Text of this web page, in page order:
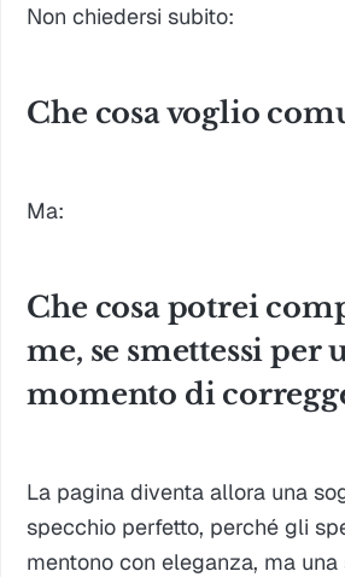
Non chiedersi subito:
Che cosa voglio
Ma:
Che cosa potrei
me, se smettessi per
momento di
La pagina diventa allora una
specchio perfetto, perché gli
mentono con eleganza, ma